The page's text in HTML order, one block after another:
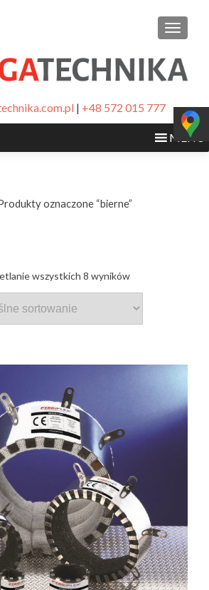
| +48 572 015 777
MENU
oznaczone “bierne”
wszystkich 8 wyników